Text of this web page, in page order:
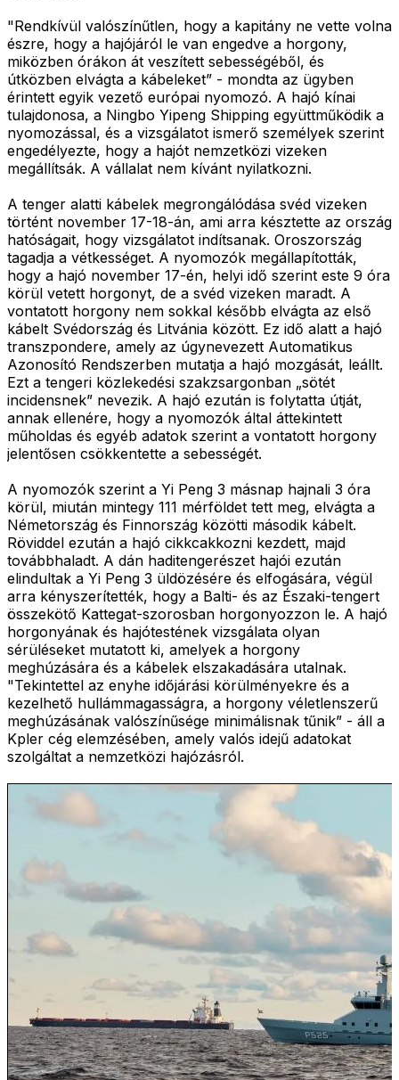
"Rendkívül valószínűtlen, hogy a kapitány ne vette volna
észre, hogy a hajójáról le van engedve a horgony,
miközben órákon át veszített sebességéből, és
útközben elvágta a kábeleket” - mondta az ügyben
érintett egyik vezető európai nyomozó. A hajó kínai
tulajdonosa, a Ningbo Yipeng Shipping együttműködik a
nyomozással, és a vizsgálatot ismerő személyek szerint
engedélyezte, hogy a hajót nemzetközi vizeken
megállítsák. A vállalat nem kívánt nyilatkozni.
A tenger alatti kábelek megrongálódása svéd vizeken
történt november 17-18-án, ami arra késztette az ország
hatóságait, hogy vizsgálatot indítsanak. Oroszország
tagadja a vétkességet. A nyomozók megállapították,
hogy a hajó november 17-én, helyi idő szerint este 9 óra
körül vetett horgonyt, de a svéd vizeken maradt. A
vontatott horgony nem sokkal később elvágta az első
kábelt Svédország és Litvánia között. Ez idő alatt a hajó
transzpondere, amely az úgynevezett Automatikus
Azonosító Rendszerben mutatja a hajó mozgását, leállt.
Ezt a tengeri közlekedési szakzsargonban „sötét
incidensnek” nevezik. A hajó ezután is folytatta útját,
annak ellenére, hogy a nyomozók által áttekintett
műholdas és egyéb adatok szerint a vontatott horgony
jelentősen csökkentette a sebességét.
A nyomozók szerint a Yi Peng 3 másnap hajnali 3 óra
körül, miután mintegy 111 mérföldet tett meg, elvágta a
Németország és Finnország közötti második kábelt.
Röviddel ezután a hajó cikkcakkozni kezdett, majd
továbbhaladt. A dán haditengerészet hajói ezután
elindultak a Yi Peng 3 üldözésére és elfogására, végül
arra kényszerítették, hogy a Balti- és az Északi-tengert
összekötő Kattegat-szorosban horgonyozzon le. A hajó
horgonyának és hajótestének vizsgálata olyan
sérüléseket mutatott ki, amelyek a horgony
meghúzására és a kábelek elszakadására utalnak.
"Tekintettel az enyhe időjárási körülményekre és a
kezelhető hullámmagasságra, a horgony véletlenszerű
meghúzásának valószínűsége minimálisnak tűnik” - áll a
Kpler cég elemzésében, amely valós idejű adatokat
szolgáltat a nemzetközi hajózásról.